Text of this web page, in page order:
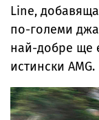
Line,
по-големи
най-добре ще
истински AMG.